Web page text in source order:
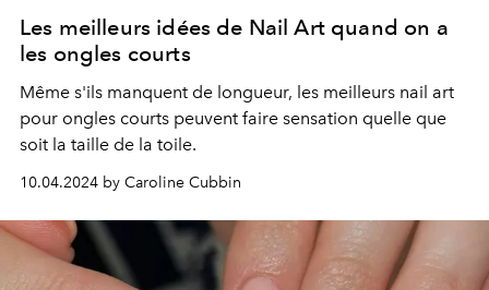
Les meilleurs idées de Nail Art quand on a
les ongles courts
Même s'ils manquent de longueur, les meilleurs nail art
pour ongles courts peuvent faire sensation quelle que
soit la taille de la toile.
10.04.2024 by Caroline Cubbin